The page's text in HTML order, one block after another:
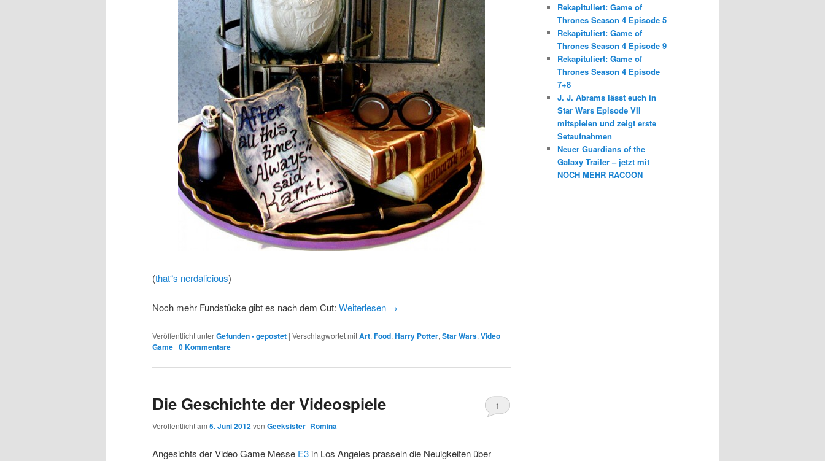
(that“s nerdalicious)
Noch mehr Fundstücke gibt es nach dem Cut: Weiterlesen →
Veröffentlicht unterGefunden - gepostet | Verschlagwortet mitArt, Food, Harry Potter, Star Wars, Video
Game | 0 Kommentare
Die Geschichte der Videospiele
Veröffentlicht am 5. Juni 2012von Geeksister_Romina
1
Angesichts der Video Game Messe E3 in Los Angeles prasseln die Neuigkeiten über
Rekapituliert: Game of
Thrones Season 4 Episode 5
Rekapituliert: Game of
Thrones Season 4 Episode 9
Rekapituliert: Game of
Thrones Season 4 Episode
7+8
J. J. Abrams lässt euch in
Star Wars Episode VII
mitspielen und zeigt erste
Setaufnahmen
Neuer Guardians of the
Galaxy Trailer – jetzt mit
NOCH MEHR RACOON